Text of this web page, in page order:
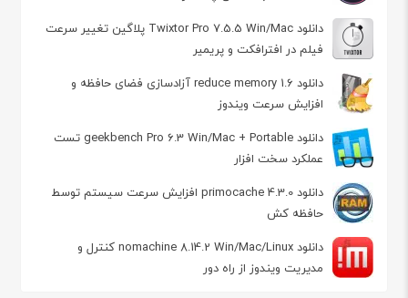
دانلود Twixtor Pro 7.5.5 Win/Mac پلاگین تغییر سرعت
فیلم در افترافکت و پریمیر
دانلود reduce memory 1.6 آزادسازی فضای حافظه و
افزایش سرعت ویندوز
دانلود geekbench Pro 6.3 Win/Mac + Portable تست
عملکرد سخت افزار
دانلود primocache 4.3.0 افزایش سرعت سیستم توسط
حافظه کش
دانلود nomachine 8.14.2 Win/Mac/Linux کنترل و
مدیریت ویندوز از راه دور